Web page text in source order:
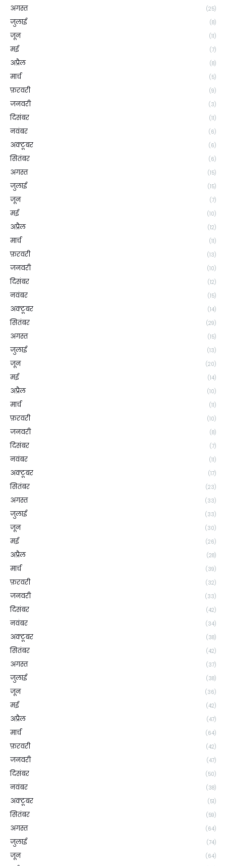
अगस्त (25)
जुलाई (8)
जून (11)
मई (7)
अप्रैल (8)
मार्च (5)
फ़रवरी (9)
जनवरी (3)
दिसंबर (11)
नवंबर (6)
अक्टूबर (6)
सितंबर (6)
अगस्त (15)
जुलाई (15)
जून (7)
मई (10)
अप्रैल (12)
मार्च (11)
फ़रवरी (13)
जनवरी (10)
दिसंबर (12)
नवंबर (15)
अक्टूबर (14)
सितंबर (29)
अगस्त (15)
जुलाई (13)
जून (20)
मई (14)
अप्रैल (10)
मार्च (11)
फ़रवरी (10)
जनवरी (8)
दिसंबर (7)
नवंबर (11)
अक्टूबर (17)
सितंबर (23)
अगस्त (33)
जुलाई (33)
जून (30)
मई (26)
अप्रैल (28)
मार्च (39)
फ़रवरी (32)
जनवरी (33)
दिसंबर (42)
नवंबर (34)
अक्टूबर (38)
सितंबर (42)
अगस्त (37)
जुलाई (38)
जून (36)
मई (42)
अप्रैल (47)
मार्च (64)
फ़रवरी (42)
जनवरी (47)
दिसंबर (50)
नवंबर (38)
अक्टूबर (51)
सितंबर (59)
अगस्त (64)
जुलाई (74)
जून (64)